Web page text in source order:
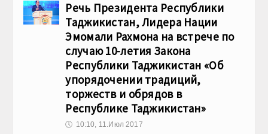
Речь Президента Республики
Таджикистан, Лидера Нации
Эмомали Рахмона на встрече по
случаю 10-летия Закона
Республики Таджикистан «Об
упорядочении традиций,
торжеств и обрядов в
Республике Таджикистан»
🕔 10:10, 11.Июл 2017